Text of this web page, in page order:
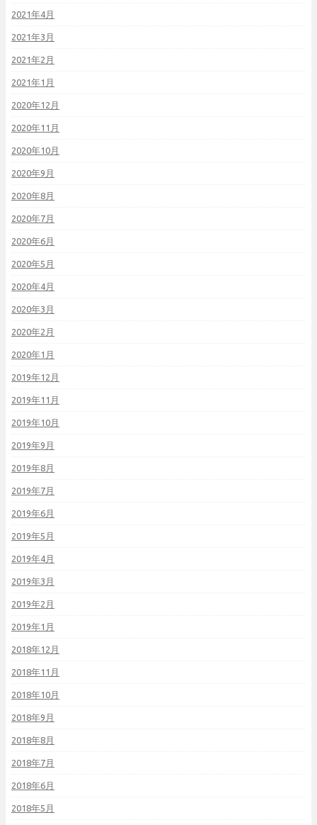
2021年4月
2021年3月
2021年2月
2021年1月
2020年12月
2020年11月
2020年10月
2020年9月
2020年8月
2020年7月
2020年6月
2020年5月
2020年4月
2020年3月
2020年2月
2020年1月
2019年12月
2019年11月
2019年10月
2019年9月
2019年8月
2019年7月
2019年6月
2019年5月
2019年4月
2019年3月
2019年2月
2019年1月
2018年12月
2018年11月
2018年10月
2018年9月
2018年8月
2018年7月
2018年6月
2018年5月